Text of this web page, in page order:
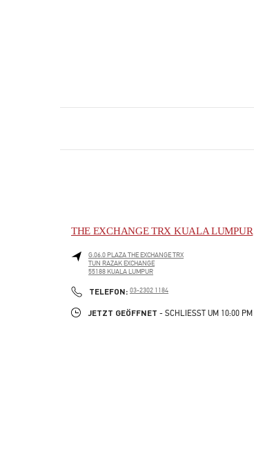
THE EXCHANGE TRX KUALA LUMPUR
G.06.0 PLAZA THE EXCHANGE TRX
TUN RAZAK EXCHANGE
55188 KUALA LUMPUR
TELEFON: PHONE
03-2302 1184
JETZT GEÖFFNET - SCHLIESST UM 10:00 PM